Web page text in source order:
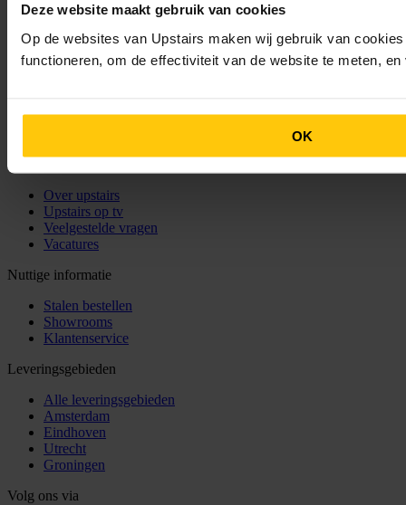
Deze website maakt gebruik van cookies
Op de websites van Upstairs maken wij gebruik van
functioneren, om de effectiviteit van de website te meten,
OK
Wij staan voor je klaar met persoonlijk advies en snelle service.
Neem contact met ons op Afspraak maken
Over ons
Over upstairs
Upstairs op tv
Veelgestelde vragen
Vacatures
Nuttige informatie
Stalen bestellen
Showrooms
Klantenservice
Leveringsgebieden
Alle leveringsgebieden
Amsterdam
Eindhoven
Utrecht
Groningen
Volg ons via